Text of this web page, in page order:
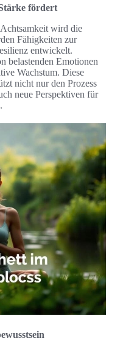
fördert
wird die
Fähigkeiten zur
entwickelt.
belastenden Emotionen
Wachstum. Diese
nicht nur den Prozess
neue Perspektiven für